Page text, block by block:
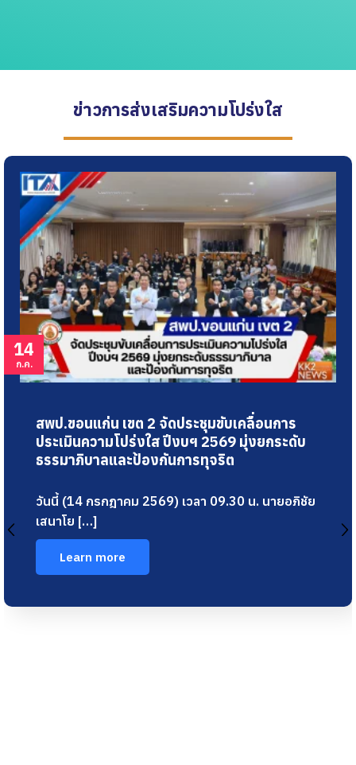
ข่าวการส่งเสริมความโปร่งใส
25
มิ.ย.
สพป.ขอนแก่น เขต 2 ประชุมบอร์ดบริหาร เดิน
หน้ายกระดับการประเมิน ITA ปี 69 มุ่งสู่ภาครัฐ
โปร่งใส ไร้ทุจริต
(24 มิถุนายน 2569) นายอภิชัย เสนาโยธี ผู้อำนวย
การสำนักง […]
Learn more